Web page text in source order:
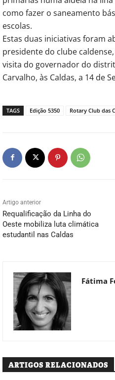
como fazer o saneamento
escolas.
Estas duas iniciativas foram
presidente do clube
visita do governador do
Carvalho, às Caldas, a 14 de
TAGS Edição 5350 Rotary Club das
Artigo anterior
Requalificação da Linha do
Oeste mobiliza luta climática
estudantil nas Caldas
Fátima
ARTIGOS RELACIONADOS